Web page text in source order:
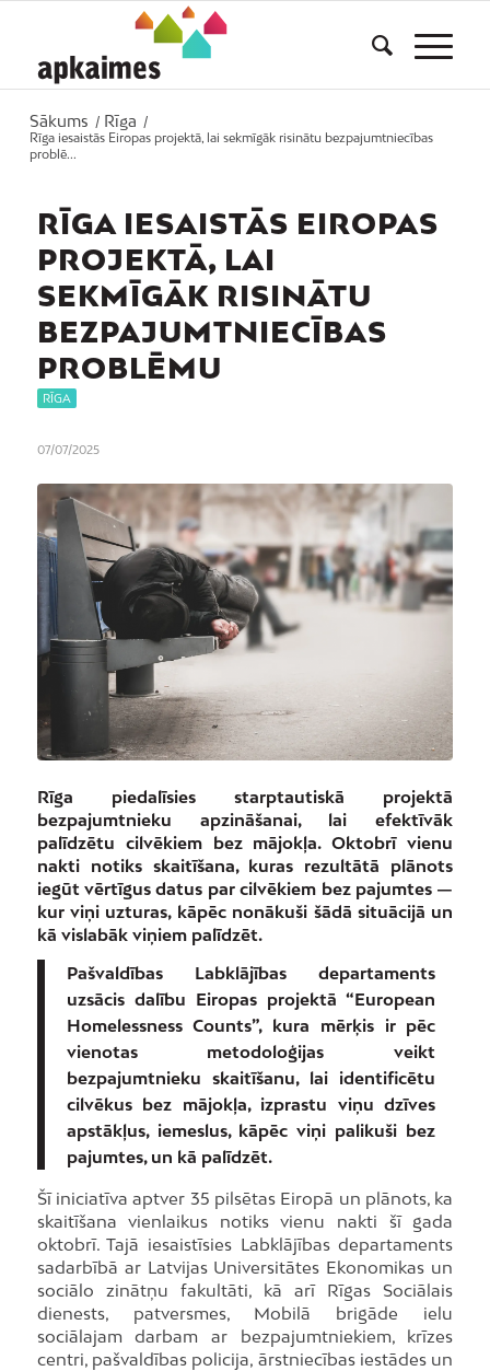
Sākums / Rīga
/
Rīga iesaistās Eiropas projektā, lai sekmīgāk risinātu bezpajumtniecības
problē...
RĪGA IESAISTĀS EIROPAS
PROJEKTĀ, LAI
SEKMĪGĀK RISINĀTU
BEZPAJUMTNIECĪBAS
PROBLĒMU
RĪGA
07/07/2025
Rīga piedalīsies starptautiskā projektā
bezpajumtnieku apzināšanai, lai efektīvāk
palīdzētu cilvēkiem bez mājokļa. Oktobrī vienu
nakti notiks skaitīšana, kuras rezultātā plānots
iegūt vērtīgus datus par cilvēkiem bez pajumtes —
kur viņi uzturas, kāpēc nonākuši šādā situācijā un
kā vislabāk viņiem palīdzēt.
Pašvaldības Labklājības departaments
uzsācis dalību Eiropas projektā “European
Homelessness Counts”, kura mērķis ir pēc
vienotas metodoloģijas veikt
bezpajumtnieku skaitīšanu, lai identificētu
cilvēkus bez mājokļa, izprastu viņu dzīves
apstākļus, iemeslus, kāpēc viņi palikuši bez
pajumtes, un kā palīdzēt.
Šī iniciatīva aptver 35 pilsētas Eiropā un plānots, ka
skaitīšana vienlaikus notiks vienu nakti šī gada
oktobrī. Tajā iesaistīsies Labklājības departaments
sadarbībā ar Latvijas Universitātes Ekonomikas un
sociālo zinātņu fakultāti, kā arī Rīgas Sociālais
dienests, patversmes, Mobilā brigāde ielu
sociālajam darbam ar bezpajumtniekiem, krīzes
centri, pašvaldības policija, ārstniecības iestādes un